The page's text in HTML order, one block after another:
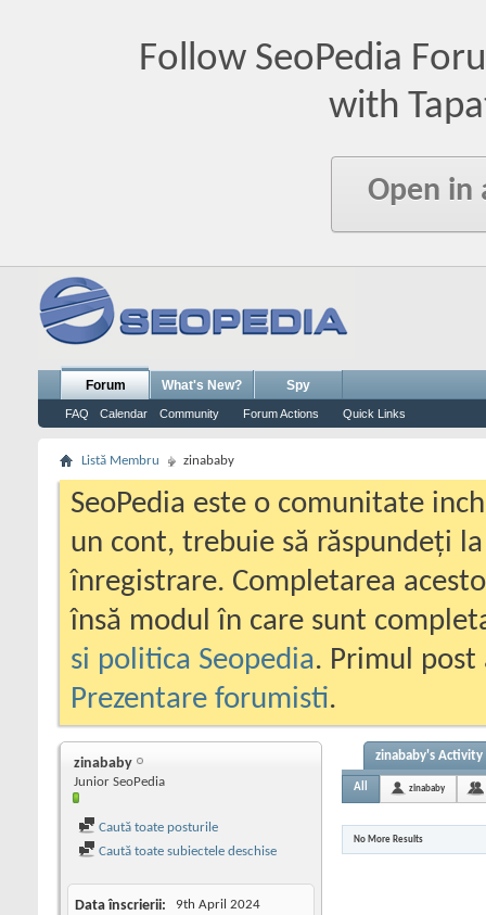
Follow SeoPedia
with
Open in
Forum
FAQ Calendar Community Forum Actions Quick Links
What's New? Spy
Listă Membru zinababy
SeoPedia este o comunitate
un cont, trebuie să răspundeți
înregistrare. Completarea
însă modul în care sunt
si politica Seopedia. Primul
Prezentare forumisti.
zinababy
Junior SeoPedia
Caută toate posturile
Caută toate subiectele deschise
Data înscrierii 9th April 2024
zinababy's Activity
All zinababy
No More Results